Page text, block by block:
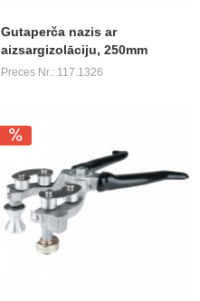
Gutaperča nazis ar
aizsargizolāciju, 250mm
Preces Nr.: 117.1326